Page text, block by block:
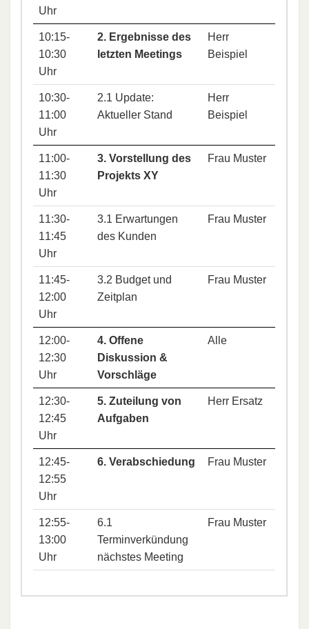
Uhr
10:15-
10:30
Uhr
2. Ergebnisse des
letzten Meetings
Herr
Beispiel
10:30-
11:00
Uhr
2.1 Update:
Aktueller Stand
Herr
Beispiel
11:00-
11:30
Uhr
3. Vorstellung des
Projekts XY
Frau Muster
11:30-
11:45
Uhr
3.1 Erwartungen
des Kunden
Frau Muster
11:45-
12:00
Uhr
3.2 Budget und
Zeitplan
Frau Muster
12:00-
12:30
Uhr
4. Offene
Diskussion &
Vorschläge
Alle
12:30-
12:45
Uhr
5. Zuteilung von
Aufgaben
Herr Ersatz
12:45-
12:55
Uhr
6. Verabschiedung Frau Muster
12:55-
13:00
Uhr
6.1
Terminverkündung
nächstes Meeting
Frau Muster